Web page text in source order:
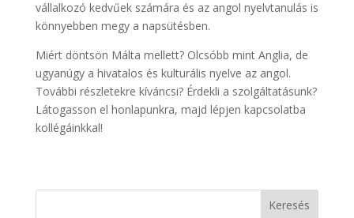
vállalkozó kedvűek számára és az angol nyelvtanulás is
könnyebben megy a napsütésben.
Miért döntsön Málta mellett? Olcsóbb mint Anglia, de
ugyanúgy a hivatalos és kulturális nyelve az angol.
További részletekre kíváncsi? Érdekli a szolgáltatásunk?
Látogasson el honlapunkra, majd lépjen kapcsolatba
kollégáinkkal!